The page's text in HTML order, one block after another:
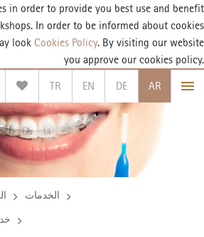
in order to provide you best use and benefit
In order to be informed about cookies
look Cookies Policy. By visiting our website
you approve our cookies policy.
TR
EN DE AR
الخدمات